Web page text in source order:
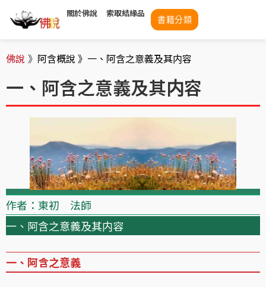
關於佛說 索取結緣品
書籍分類
佛說 》 阿含概說 》 一、阿含之意義及其内容
一、阿含之意義及其内容
作者：東初 法師
一、阿含之意義及其内容
一、阿含之意義